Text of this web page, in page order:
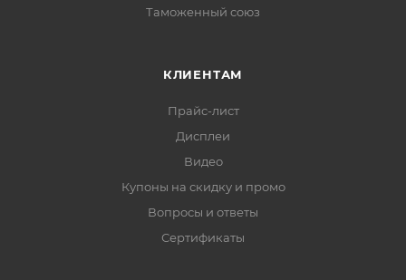
Таможенный союз
КЛИЕНТАМ
Прайс-лист
Дисплеи
Видео
Купоны на скидку и промо
Вопросы и ответы
Сертификаты